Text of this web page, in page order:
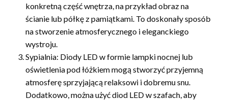
konkretną część wnętrza, na przykład obraz na
ścianie lub półkę z pamiątkami. To doskonały sposób
na stworzenie atmosferycznego i eleganckiego
wystroju.
Sypialnia: Diody LED w formie lampki nocnej lub
oświetlenia pod łóżkiem mogą stworzyć przyjemną
atmosferę sprzyjającą relaksowi i dobremu snu.
Dodatkowo, można użyć diod LED w szafach, aby